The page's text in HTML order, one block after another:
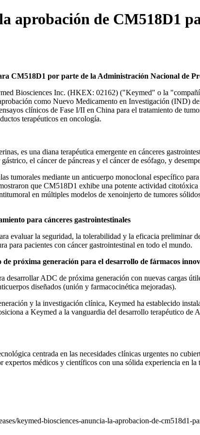
aprobación de CM518D1
CM518D1 por parte de la Administración Nacional de
Biosciences Inc. (HKEX: 02162) ("Keymed" o la
como Nuevo Medicamento en Investigación (IND)
clínicos de Fase I/II en China para el tratamiento de
terapéuticos en oncología.
es una diana terapéutica emergente en cánceres
el cáncer de páncreas y el cáncer de esófago, y
tumorales mediante un anticuerpo monoclonal específico
que CM518D1 exhibe una potente actividad
en múltiples modelos de xenoinjerto de tumores
para cánceres gastrointestinales
evaluar la seguridad, la tolerabilidad y la eficacia preliminar
para pacientes con cáncer gastrointestinal en todo el mundo.
próxima generación para el desarrollo de fármacos
desarrollarADC de próxima generación con nuevas cargas
diseñados (unión y farmacocinética mejoradas).
y la investigación clínica, Keymed ha establecido
a Keymed a la vanguardia del desarrollo terapéutico de
centrada en las necesidades clínicas urgentes no
médicos y científicos con una sólida experiencia en
keymed-biosciences-anuncia-la-aprobacion-de-cm518d1-